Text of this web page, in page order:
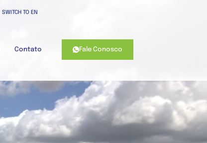
SWITCH TO EN
Contato Fale Conosco